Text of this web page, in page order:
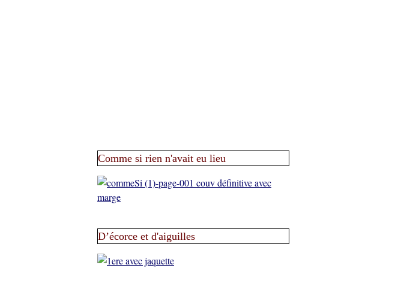
Comme si rien n'avait eu lieu
D’écorce et d'aiguilles